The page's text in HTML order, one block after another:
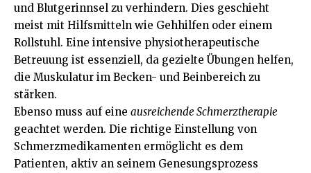
und Blutgerinnsel zu verhindern. Dies geschieht
meist mit Hilfsmitteln wie Gehhilfen oder einem
Rollstuhl. Eine intensive physiotherapeutische
Betreuung ist essenziell, da gezielte Übungen helfen,
die Muskulatur im Becken- und Beinbereich zu
stärken.
Ebenso muss auf eine ausreichende Schmerztherapie
geachtet werden. Die richtige Einstellung von
Schmerzmedikamenten ermöglicht es dem
Patienten, aktiv an seinem Genesungsprozess